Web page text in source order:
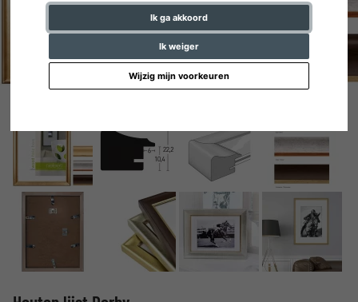
Ik ga akkoord
Ik weiger
Wijzig mijn voorkeuren